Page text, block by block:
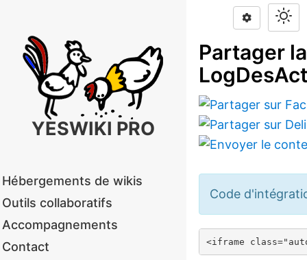
YESWIKI PRO
Hébergements de wikis
Outils collaboratifs
Accompagnements
Contact
Partager
Code